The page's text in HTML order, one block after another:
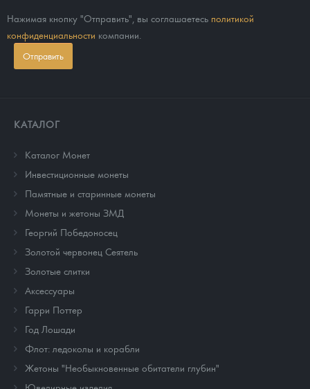
Нажимая кнопку "Отправить", вы соглашаетесь политикой
конфиденциальности компании.
Отправить
КАТАЛОГ
Каталог Монет
Инвестиционные монеты
Памятные и старинные монеты
Монеты и жетоны ЗМД
Георгий Победоносец
Золотой червонец Сеятель
Золотые слитки
Аксессуары
Гарри Поттер
Год Лошади
Флот: ледоколы и корабли
Жетоны "Необыкновенные обитатели глубин"